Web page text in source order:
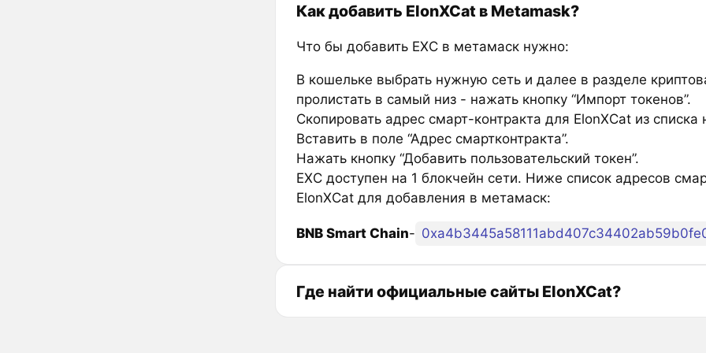
Как добавить ElonXCat в Metamask?
Что бы добавить EXC в метамаск нужно:
В кошельке выбрать нужную сеть и далее в разделе
пролистать в самый низ - нажать кнопку “Импорт токенов”.
Скопировать адрес смарт-контракта для ElonXCat из списка
Вставить в поле “Адрес смартконтракта”.
Нажать кнопку “Добавить пользовательский токен”.
EXC доступен на 1 блокчейн сети. Ниже список адресов
ElonXCat для добавления в метамаск:
BNB Smart Chain-
Где найти официальные сайты ElonXCat?